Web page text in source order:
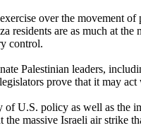
over the movement
residents are as much at
control.
Palestinian leaders,
prove that it may
U.S. policy as well as
massive Israeli air